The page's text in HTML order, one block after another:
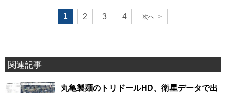
1 2 3 4 次へ >
関連記事
丸亀製麺のトリドールHD、衛星データで出